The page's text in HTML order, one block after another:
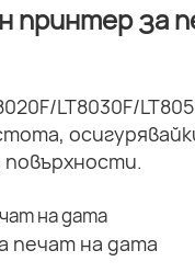
принтер за
LT8030F/
повърхности.